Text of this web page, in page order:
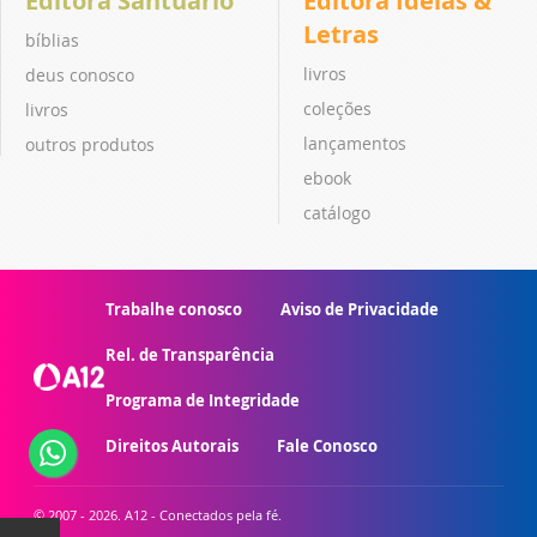
bíblias
deus conosco
livros
outros produtos
Letras
livros
coleções
lançamentos
ebook
catálogo
Trabalhe conosco Aviso de Privacidade
Rel. de Transparência
Programa de Integridade
Direitos Autorais Fale Conosco
© 2007 - 2026. A12 - Conectados pela fé.